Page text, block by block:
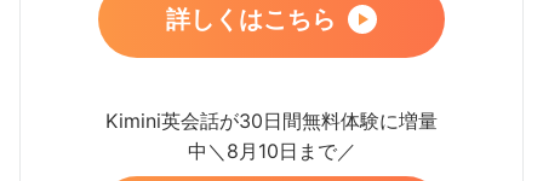
詳しくはこちら
Kimini英会話が30日間無料体験に増量
中＼8月10日まで／